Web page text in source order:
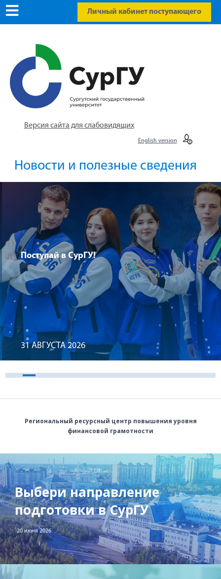
Личный кабинет поступающего
Версия сайта для слабовидящих
English version
Новости и полезные сведения
Поступай в СурГУ!
31 АВГУСТА 2026
Региональный ресурсный центр повышения уровня
финансовой грамотности
Выбери направление
подготовки в СурГУ
20 июня 2026